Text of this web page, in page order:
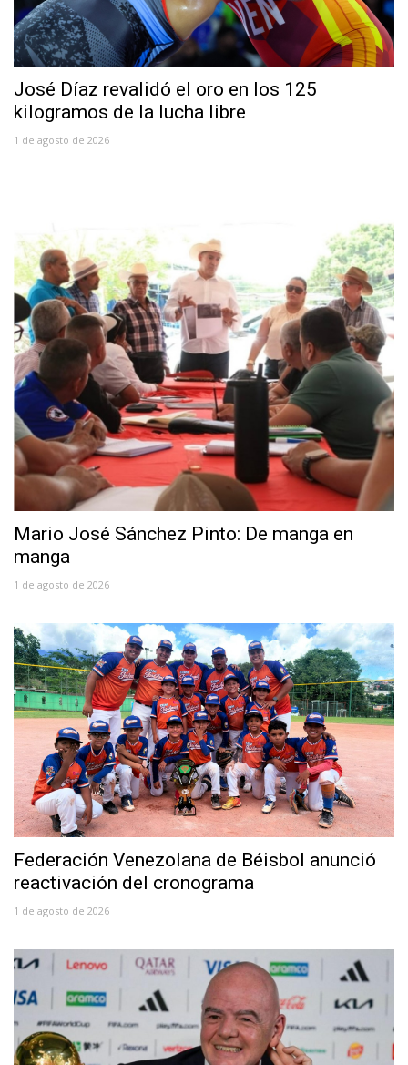
José Díaz revalidó el oro en los 125
kilogramos de la lucha libre
1 de agosto de 2026
Mario José Sánchez Pinto: De manga en
manga
1 de agosto de 2026
Federación Venezolana de Béisbol anunció
reactivación del cronograma
1 de agosto de 2026